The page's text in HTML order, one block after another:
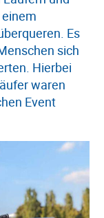
Es
sich
Hierbei
waren
Event